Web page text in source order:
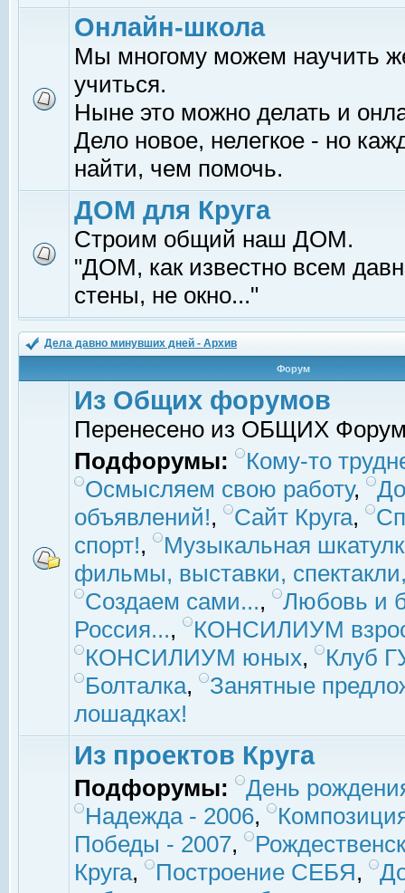
Онлайн-школа
Мы многому можем научить
учиться.
Ныне это можно делать и
Дело новое, нелегкое - но
найти, чем помочь.
ДОМ для Круга
Строим общий наш ДОМ.
"ДОМ, как известно всем
стены, не окно..."
Дела давно минувших дней - Архив
Форум
Из Общих форумов
Перенесено из ОБЩИХ
Подфорумы:
Кому-то
Осмысляем свою работу,
объявлений!, Сайт Круга,
спорт!,
Музыкальная
фильмы, выставки,
Создаем сами...,
Любовь и
Россия...,
КОНСИЛИУМ
КОНСИЛИУМ юных,
Клуб
Болталка,
Занятные
лошадках!
Из проектов Круга
Подфорумы:
День
Надежда - 2006,
Победы - 2007,
Круга, Построение СЕБЯ,